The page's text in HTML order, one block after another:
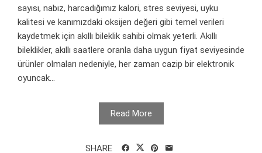
sayısı, nabız, harcadığımız kalori, stres seviyesi, uyku
kalitesi ve kanımızdaki oksijen değeri gibi temel verileri
kaydetmek için akıllı bileklik sahibi olmak yeterli. Akıllı
bileklikler, akıllı saatlere oranla daha uygun fiyat seviyesinde
ürünler olmaları nedeniyle, her zaman cazip bir elektronik
oyuncak...
Read More
SHARE